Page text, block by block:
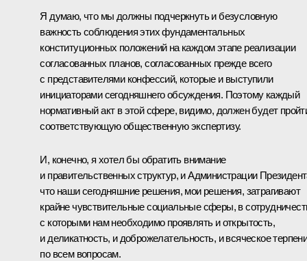
Я думаю, что мы должны подчеркнуть и безусловную
важность соблюдения этих фундаментальных
конституционных положений на каждом этапе реализации
согласованных планов, согласованных прежде всего
с представителями конфессий, которые и выступили
инициаторами сегодняшнего обсуждения. Поэтому каждый
нормативный акт в этой сфере, видимо, должен будет
соответствующую общественную экспертизу.
И, конечно, я хотел бы обратить внимание
и правительственных структур, и Администрации
что наши сегодняшние решения, мои решения, затрагивают
крайне чувствительные социальные сферы, в
с которыми нам необходимо проявлять и открытость,
и деликатность, и доброжелательность, и всяческое
по всем вопросам.